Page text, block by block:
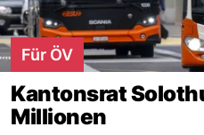
Für ÖV
Kantonsrat
Millionen